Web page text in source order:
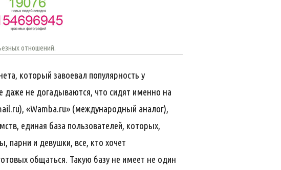
отношений.
который завоевал популярность у
даже не догадываются, что сидят именно на
«Wamba.ru» (международный аналог),
единая база пользователей, которых,
парни и девушки, все, кто хочет
общаться. Такую базу не имеет не один